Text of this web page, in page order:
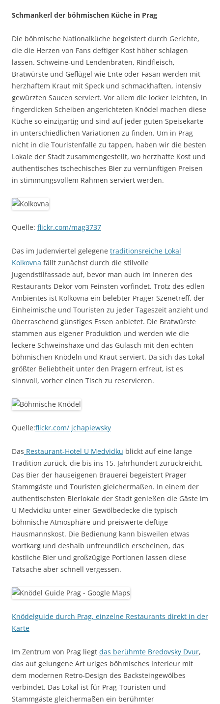
Schmankerl der böhmischen Küche in Prag
Die böhmische Nationalküche begeistert durch Gerichte,
die die Herzen von Fans deftiger Kost höher schlagen
lassen. Schweine-und Lendenbraten, Rindfleisch,
Bratwürste und Geflügel wie Ente oder Fasan werden mit
herzhaftem Kraut mit Speck und schmackhaften, intensiv
gewürzten Saucen serviert. Vor allem die locker leichten, in
fingerdicken Scheiben angerichteten Knödel machen diese
Küche so einzigartig und sind auf jeder guten Speisekarte
in unterschiedlichen Variationen zu finden. Um in Prag
nicht in die Touristenfalle zu tappen, haben wir die besten
Lokale der Stadt zusammengestellt, wo herzhafte Kost und
authentisches tschechisches Bier zu vernünftigen Preisen
in stimmungsvollem Rahmen serviert werden.
Quelle: flickr.com/mag3737
Das im Judenviertel gelegene traditionsreiche Lokal
Kolkovna fällt zunächst durch die stilvolle
Jugendstilfassade auf, bevor man auch im Inneren des
Restaurants Dekor vom Feinsten vorfindet. Trotz des edlen
Ambientes ist Kolkovna ein belebter Prager Szenetreff, der
Einheimische und Touristen zu jeder Tageszeit anzieht und
überraschend günstiges Essen anbietet. Die Bratwürste
stammen aus eigener Produktion und werden wie die
leckere Schweinshaxe und das Gulasch mit den echten
böhmischen Knödeln und Kraut serviert. Da sich das Lokal
größter Beliebtheit unter den Pragern erfreut, ist es
sinnvoll, vorher einen Tisch zu reservieren.
Quelle:flickr.com/ jchapiewsky
Das Restaurant-Hotel U Medvidku blickt auf eine lange
Tradition zurück, die bis ins 15. Jahrhundert zurückreicht.
Das Bier der hauseigenen Brauerei begeistert Prager
Stammgäste und Touristen gleichermaßen. In einem der
authentischsten Bierlokale der Stadt genießen die Gäste im
U Medvidku unter einer Gewölbedecke die typisch
böhmische Atmosphäre und preiswerte deftige
Hausmannskost. Die Bedienung kann bisweilen etwas
wortkarg und deshalb unfreundlich erscheinen, das
köstliche Bier und großzügige Portionen lassen diese
Tatsache aber schnell vergessen.
Knödelguide durch Prag, einzelne Restaurants direkt in der
Karte
Im Zentrum von Prag liegt das berühmte Bredovsky Dvur,
das auf gelungene Art uriges böhmisches Interieur mit
dem modernen Retro-Design des Backsteingewölbes
verbindet. Das Lokal ist für Prag-Touristen und
Stammgäste gleichermaßen ein berühmter